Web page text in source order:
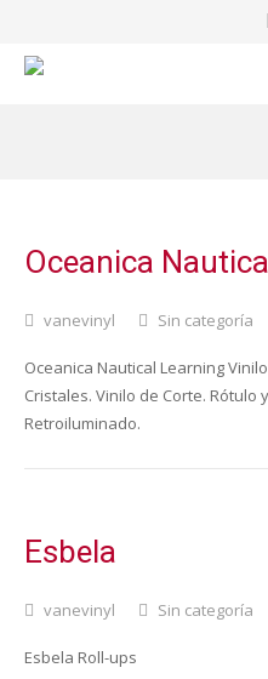
PROYECTOS
CONTACTO
BLOG
Oceanica
vanevinyl Sin categoría
Oceanica Nautical Learning
Cristales. Vinilo de Corte.
Retroiluminado.
Esbela
vanevinyl Sin categoría
Esbela Roll-ups